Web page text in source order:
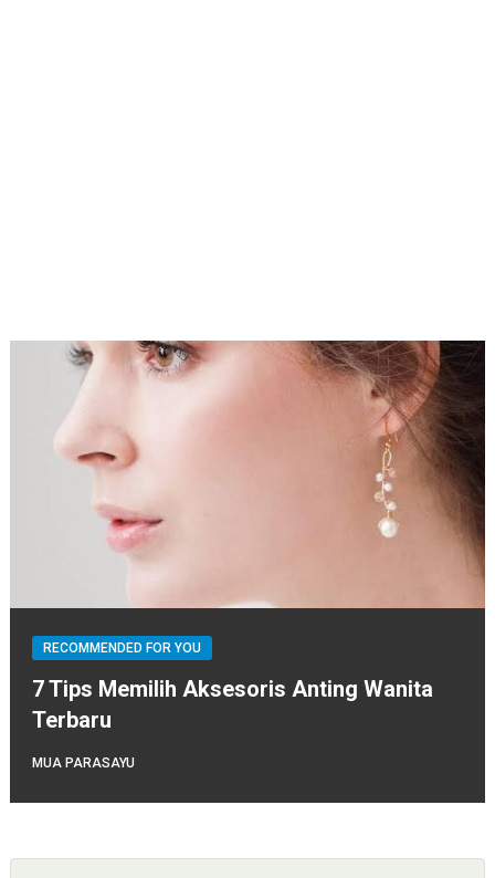
RECOMMENDED FOR YOU
7 Tips Memilih Aksesoris Anting Wanita
Terbaru
MUA PARASAYU